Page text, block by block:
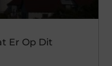
Er Op Dit